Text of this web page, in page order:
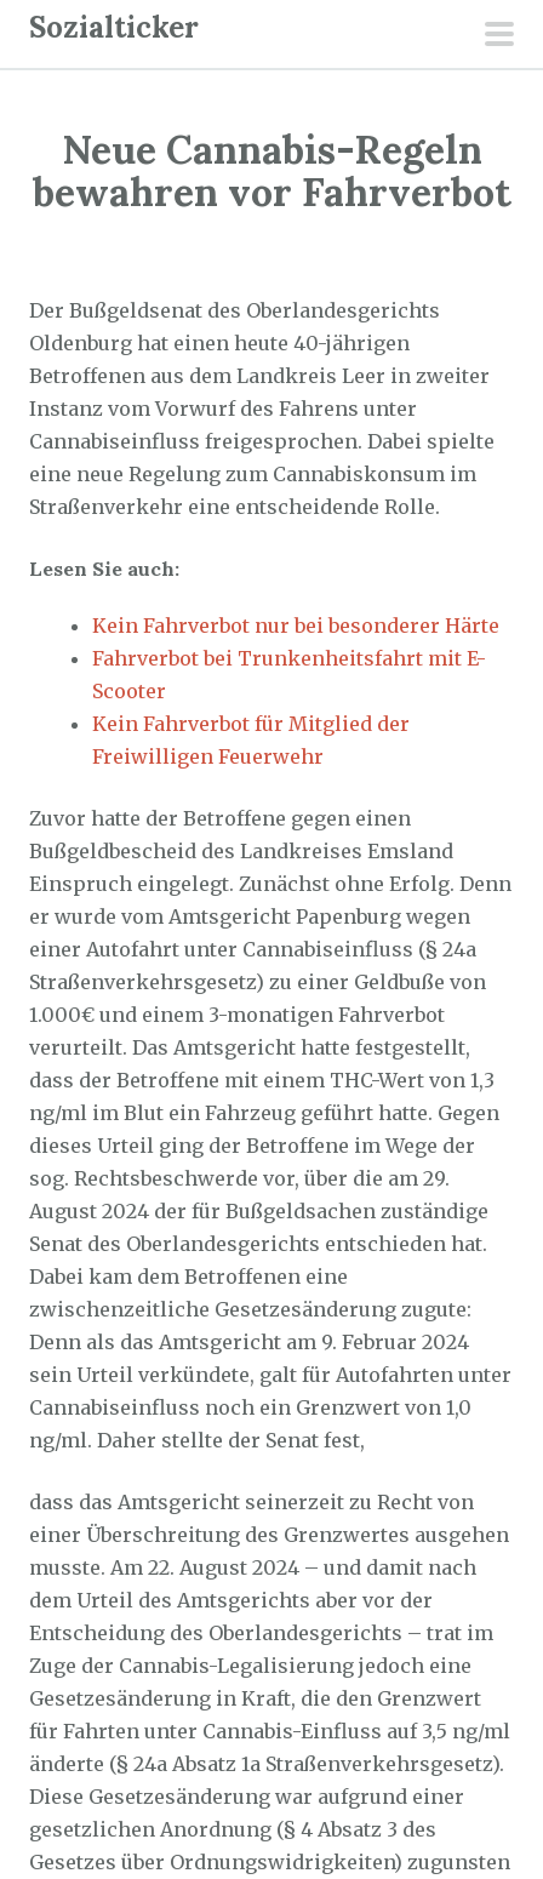
Sozialticker
Neue Cannabis-Regeln
bewahren vor Fahrverbot
Der Bußgeldsenat des Oberlandesgerichts
Oldenburg hat einen heute 40-jährigen
Betroffenen aus dem Landkreis Leer in zweiter
Instanz vom Vorwurf des Fahrens unter
Cannabiseinfluss freigesprochen. Dabei spielte
eine neue Regelung zum Cannabiskonsum im
Straßenverkehr eine entscheidende Rolle.
Lesen Sie auch:
Kein Fahrverbot nur bei besonderer Härte
Fahrverbot bei Trunkenheitsfahrt mit E-
Scooter
Kein Fahrverbot für Mitglied der
Freiwilligen Feuerwehr
Zuvor hatte der Betroffene gegen einen
Bußgeldbescheid des Landkreises Emsland
Einspruch eingelegt. Zunächst ohne Erfolg. Denn
er wurde vom Amtsgericht Papenburg wegen
einer Autofahrt unter Cannabiseinfluss (§ 24a
Straßenverkehrsgesetz) zu einer Geldbuße von
1.000€ und einem 3-monatigen Fahrverbot
verurteilt. Das Amtsgericht hatte festgestellt,
dass der Betroffene mit einem THC-Wert von 1,3
ng/ml im Blut ein Fahrzeug geführt hatte. Gegen
dieses Urteil ging der Betroffene im Wege der
sog. Rechtsbeschwerde vor, über die am 29.
August 2024 der für Bußgeldsachen zuständige
Senat des Oberlandesgerichts entschieden hat.
Dabei kam dem Betroffenen eine
zwischenzeitliche Gesetzesänderung zugute:
Denn als das Amtsgericht am 9. Februar 2024
sein Urteil verkündete, galt für Autofahrten unter
Cannabiseinfluss noch ein Grenzwert von 1,0
ng/ml. Daher stellte der Senat fest,
dass das Amtsgericht seinerzeit zu Recht von
einer Überschreitung des Grenzwertes ausgehen
musste. Am 22. August 2024 – und damit nach
dem Urteil des Amtsgerichts aber vor der
Entscheidung des Oberlandesgerichts – trat im
Zuge der Cannabis-Legalisierung jedoch eine
Gesetzesänderung in Kraft, die den Grenzwert
für Fahrten unter Cannabis-Einfluss auf 3,5 ng/ml
änderte (§ 24a Absatz 1a Straßenverkehrsgesetz).
Diese Gesetzesänderung war aufgrund einer
gesetzlichen Anordnung (§ 4 Absatz 3 des
Gesetzes über Ordnungswidrigkeiten) zugunsten